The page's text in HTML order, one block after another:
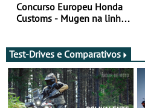
Concurso Europeu Honda
Customs - Mugen na linha
Test-Drives e Comparativos